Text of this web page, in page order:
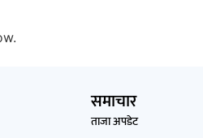
समाचार
ताजा अपडेट